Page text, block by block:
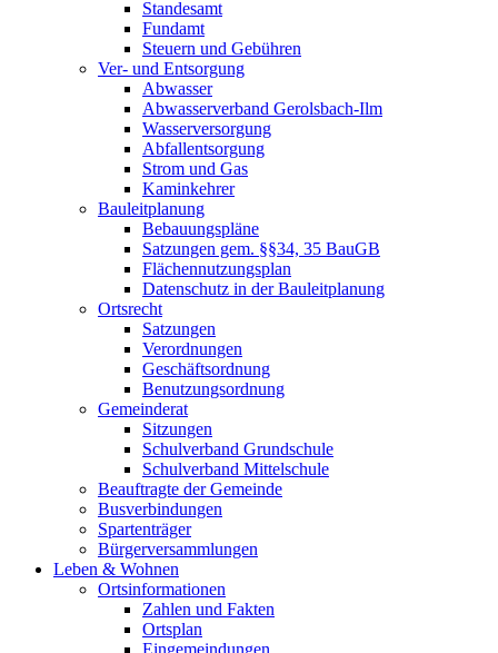
Standesamt
Fundamt
Steuern und Gebühren
Ver- und Entsorgung
Abwasser
Abwasserverband Gerolsbach-Ilm
Wasserversorgung
Abfallentsorgung
Strom und Gas
Kaminkehrer
Bauleitplanung
Bebauungspläne
Satzungen gem. §§34, 35 BauGB
Flächennutzungsplan
Datenschutz in der Bauleitplanung
Ortsrecht
Satzungen
Verordnungen
Geschäftsordnung
Benutzungsordnung
Gemeinderat
Sitzungen
Schulverband Grundschule
Schulverband Mittelschule
Beauftragte der Gemeinde
Busverbindungen
Spartenträger
Bürgerversammlungen
Leben & Wohnen
Ortsinformationen
Zahlen und Fakten
Ortsplan
Eingemeindungen